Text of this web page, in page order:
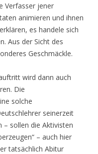
Verfasser jener
animieren und ihnen
es handele sich
Aus der Sicht des
Geschmäckle.
wird dann auch
Die
solche
seinerzeit
– sollen die Aktivisten
– auch hier
tatsächlich Abitur